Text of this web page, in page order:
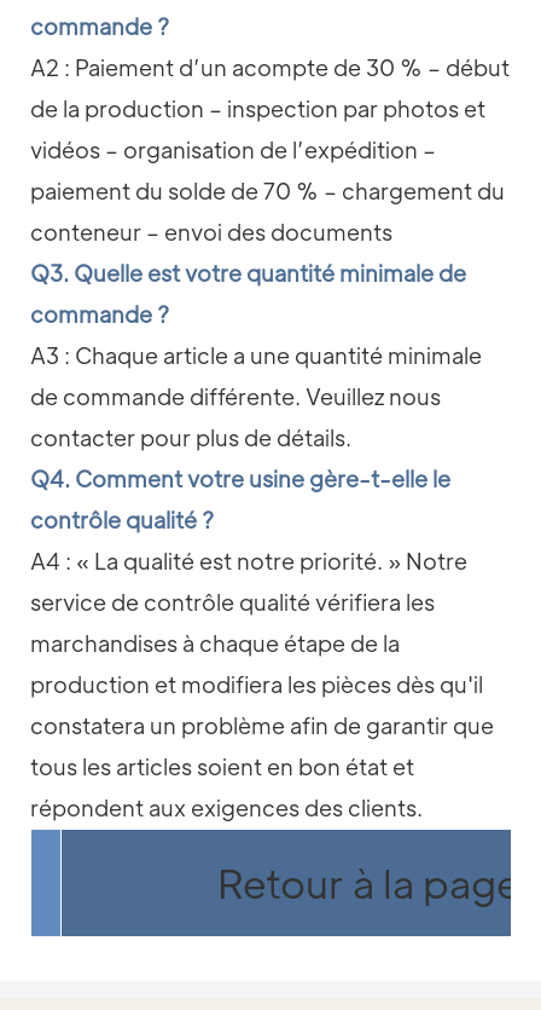
commande ?
A2 : Paiement d’un acompte de 30 % – début
de la production – inspection par photos et
vidéos – organisation de l’expédition –
paiement du solde de 70 % – chargement du
conteneur – envoi des documents
Q3. Quelle est votre quantité minimale de
commande ?
A3 : Chaque article a une quantité minimale
de commande différente. Veuillez nous
contacter pour plus de détails.
Q4. Comment votre usine gère-t-elle le
contrôle qualité ?
A4 : « La qualité est notre priorité. » Notre
service de contrôle qualité vérifiera les
marchandises à chaque étape de la
production et modifiera les pièces dès qu'il
constatera un problème afin de garantir que
tous les articles soient en bon état et
répondent aux exigences des clients.
Retour à la page